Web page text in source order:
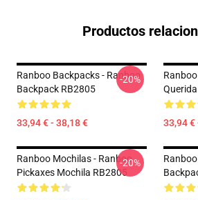
Productos
Ranboo Backpacks - Ranboo
Backpack RB2805
33,94 € - 38,18 €
-20%
33,94 €
Ranboo Mochilas - Ranboo
Pickaxes Mochila RB2805
-20%